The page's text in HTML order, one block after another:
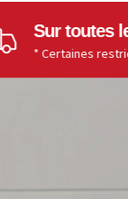
Sur toutes les
* Certaines